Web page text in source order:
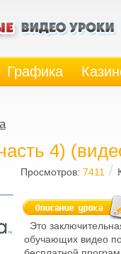
Графика
4)
Просмотров: 7411 /
Это
обучающих видео